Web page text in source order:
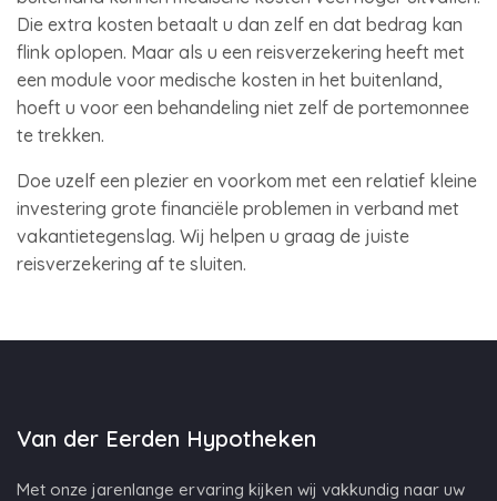
Die extra kosten betaalt u dan zelf en dat bedrag kan
flink oplopen. Maar als u een reisverzekering heeft met
een module voor medische kosten in het buitenland,
hoeft u voor een behandeling niet zelf de portemonnee
te trekken.
Doe uzelf een plezier en voorkom met een relatief kleine
investering grote financiële problemen in verband met
vakantietegenslag. Wij helpen u graag de juiste
reisverzekering af te sluiten.
Van der Eerden Hypotheken
Met onze jarenlange ervaring kijken wij vakkundig naar uw